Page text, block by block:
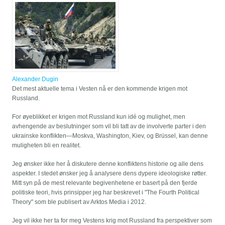
Alexander Dugin
Det mest aktuelle tema i Vesten nå er den kommende krigen mot
Russland.
For øyeblikket er krigen mot Russland kun idé og mulighet, men
avhengende av beslutninger som vil bli tatt av de involverte parter i den
ukrainske konflikten—Moskva, Washington, Kiev, og Brüssel, kan denne
muligheten bli en realitet.
Jeg ønsker ikke her å diskutere denne konfliktens historie og alle dens
aspekter. I stedet ønsker jeg å analysere dens dypere ideologiske røtter.
Mitt syn på de mest relevante begivenhetene er basert på den fjerde
politiske teori, hvis prinsipper jeg har beskrevet i "The Fourth Political
Theory" som ble publisert av Arktos Media i 2012.
Jeg vil ikke her ta for meg Vestens krig mot Russland fra perspektiver som